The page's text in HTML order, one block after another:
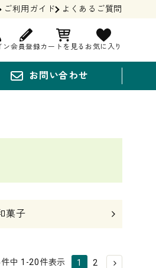
ご利用ガイド よくあるご質問
ン会員登録カートを見る お気に入り
お問い合わせ
菓子
件中 1 -20件表示 1 2